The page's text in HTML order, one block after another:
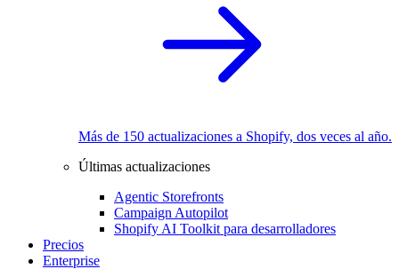
Más de 150 actualizaciones a Shopify, dos veces al año.
Últimas actualizaciones
Agentic Storefronts
Campaign Autopilot
Shopify AI Toolkit para desarrolladores
Precios
Enterprise